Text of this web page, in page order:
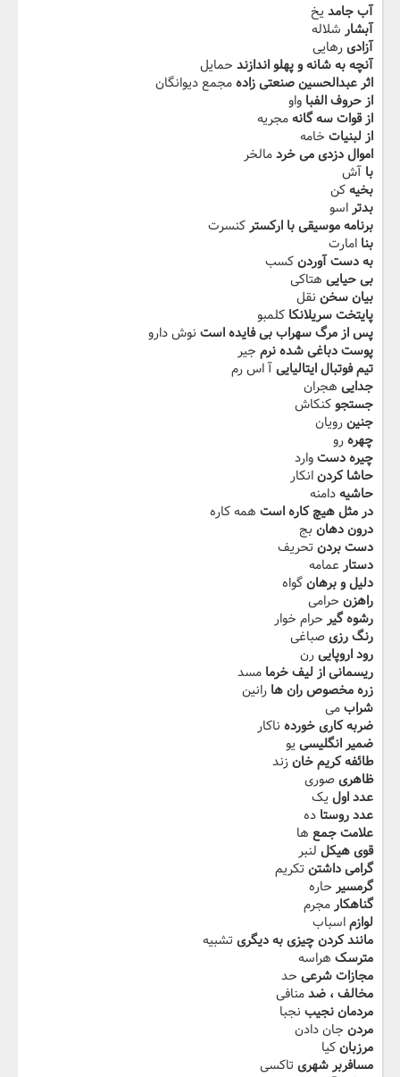
آب جامد یخ
آبشار شلاله
آزادیرهایی
آنچه به شانه و پهلو اندازند حمایل
اثر عبدالحسین صنعتی زادهمجمع دیوانگان
از حروف الفبا واو
از قوات سه گانهمجریه
از لبنیات خامه
اموال دزدی می خردمالخر
با آش
بخیهکن
بدتراسو
برنامه موسیقی با ارکسترکنسرت
بنا امارت
به دست آوردنکسب
بی حیایی هتاکی
بیان سخن نقل
پایتخت سریلانکا کلمبو
پس از مرگ سهراب بی فایده است نوش دارو
پوست دباغی شده نرم جیر
تیم فوتبال ایتالیاییآ اس رم
جدایی هجران
جستجوکنکاش
جنینرویان
چهرهرو
چیره دستوارد
حاشا کردنانکار
حاشیهدامنه
در مثل هیچ کاره است همه کاره
درون دهان بج
دست بردن تحریف
دستار عمامه
دلیل و برهانگواه
راهزن حرامی
رشوه گیر حرام خوار
رنگ رزی صباغی
رود اروپاییرن
ریسمانی از لیف خرما مسد
زره مخصوص ران ها رانین
شرابمی
ضربه کاری خورده ناکار
ضمیر انگلیسی یو
طائفه کریم خانزند
ظاهری صوری
عدد اول یک
عدد روستا ده
علامت جمع ها
قوی هیکل لنبر
گرامی داشتن تکریم
گرمسیر حاره
گناهکارمجرم
لوازماسباب
مانند کردن چیزی به دیگری تشبیه
مترسک هراسه
مجازات شرعی حد
مخالف ، ضدمنافی
مردمان نجیب نجبا
مردن جان دادن
مرزبانکیا
مسافربر شهری تاکسی